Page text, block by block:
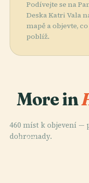
Podívejte se na
Deska Katri Vala
mapě a objevte, co
poblíž.
More in
460 míst k objevení —
dohromady.
PLACE
PLACE